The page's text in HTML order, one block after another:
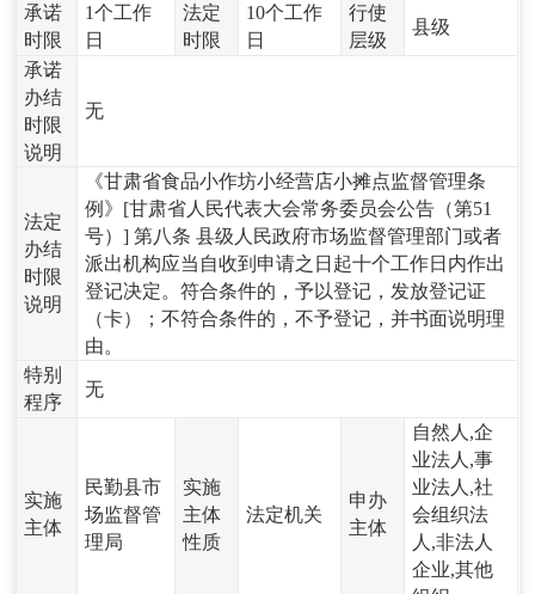
承诺
时限
1个工作
日
法定
时限
10个工作
日
行使
层级
县级
承诺
办结
时限
说明
无
法定
办结
时限
说明
《甘肃省食品小作坊小经营店小摊点监督管理条
例》[甘肃省人民代表大会常务委员会公告（第51
号）] 第八条 县级人民政府市场监督管理部门或者
派出机构应当自收到申请之日起十个工作日内作出
登记决定。符合条件的，予以登记，发放登记证
（卡）；不符合条件的，不予登记，并书面说明理
由。
特别
程序
无
实施
主体
民勤县市
场监督管
理局
实施
主体
性质
法定机关
申办
主体
自然人,企
业法人,事
业法人,社
会组织法
人,非法人
企业,其他